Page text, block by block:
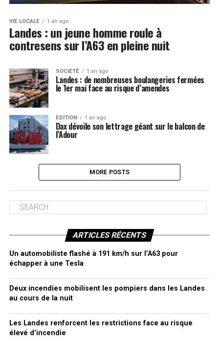
VIE LOCALE 1 an ago
Landes : un jeune homme roule à
contresens sur l’A63 en pleine nuit
SOCIÉTÉ 1 an ago
Landes : de nombreuses boulangeries fermées
le 1er mai face au risque d’amendes
EDITION 1 an ago
Dax dévoile son lettrage géant sur le balcon de
l’Adour
MORE POSTS
ARTICLES RÉCENTS
Un automobiliste flashé à 191 km/h sur l’A63 pour
échapper à une Tesla
Deux incendies mobilisent les pompiers dans les Landes
au cours de la nuit
Les Landes renforcent les restrictions face au risque
élevé d’incendie